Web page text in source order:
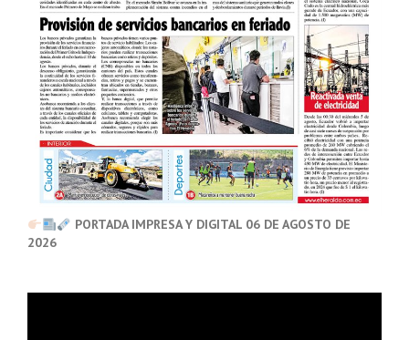
PORTADA IMPRESA Y DIGITAL 06 DE AGOSTO DE
2026